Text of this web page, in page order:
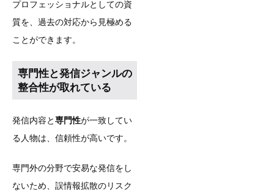
プロフェッショナルとしての資
質を、過去の対応から見極める
ことができます。
専門性と発信ジャンルの
整合性が取れている
発信内容と専門性が一致してい
る人物は、信頼性が高いです。
専門外の分野で安易な発信をし
ないため、誤情報拡散のリスク